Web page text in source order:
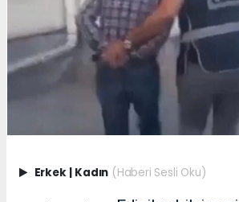
Erkek | Kadın (Haberi Sesli Oku)